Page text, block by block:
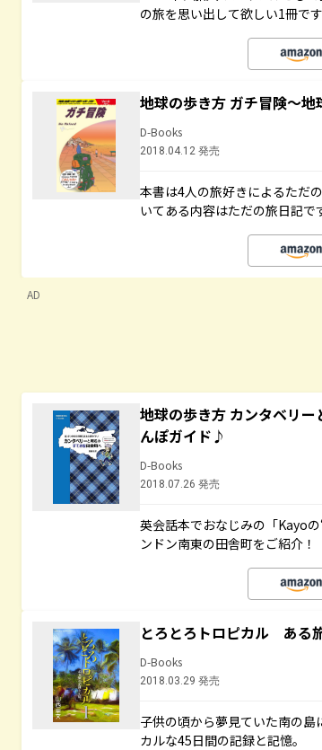
の旅を思い出して欲しい1冊です
地球の歩き方 ガチ冒険～
D-Books
2018.04.12 発売
本書は4人の旅好きによるただ
いてある内容はただの旅日記で
AD
地球の歩き方 カンタベリ
んぽガイド♪
D-Books
2018.07.26 発売
英会話本でおなじみの「Kayo
ンドン南東の田舎町をご紹介！
とろとろトロピカル ある
D-Books
2018.03.29 発売
子供の頃から夢見ていた南の
カルな45日間の記録と記憶。